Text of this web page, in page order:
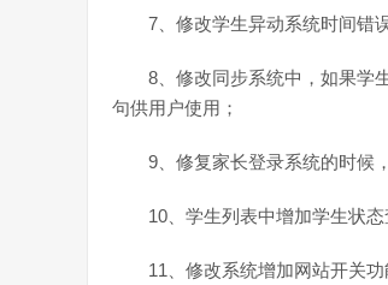
7、修改学生异动系统时间错
8、修改同步系统中，如果学
句供用户使用；
9、修复家长登录系统的时候
10、学生列表中增加学生状
11、修改系统增加网站开关